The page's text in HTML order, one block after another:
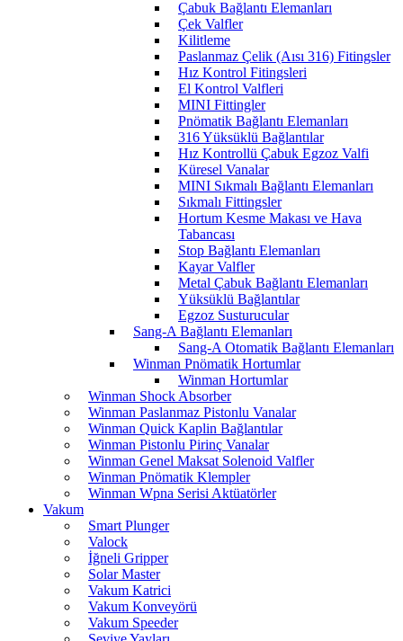
Çabuk Bağlantı Elemanları
Çek Valfler
Kilitleme
Paslanmaz Çelik (Aısı 316) Fitingsler
Hız Kontrol Fitingsleri
El Kontrol Valfleri
MINI Fittingler
Pnömatik Bağlantı Elemanları
316 Yüksüklü Bağlantılar
Hız Kontrollü Çabuk Egzoz Valfi
Küresel Vanalar
MINI Sıkmalı Bağlantı Elemanları
Sıkmalı Fittingsler
Hortum Kesme Makası ve Hava
Tabancası
Stop Bağlantı Elemanları
Kayar Valfler
Metal Çabuk Bağlantı Elemanları
Yüksüklü Bağlantılar
Egzoz Susturucular
Sang-A Bağlantı Elemanları
Sang-A Otomatik Bağlantı Elemanları
Winman Pnömatik Hortumlar
Winman Hortumlar
Winman Shock Absorber
Winman Paslanmaz Pistonlu Vanalar
Winman Quick Kaplin Bağlantılar
Winman Pistonlu Pirinç Vanalar
Winman Genel Maksat Solenoid Valfler
Winman Pnömatik Klempler
Winman Wpna Serisi Aktüatörler
Vakum
Smart Plunger
Valock
İğneli Gripper
Solar Master
Vakum Katrici
Vakum Konveyörü
Vakum Speeder